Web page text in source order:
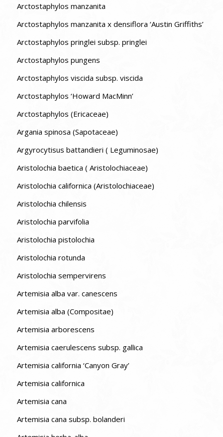
Arctostaphylos manzanita
Arctostaphylos manzanita x densiflora ‘Austin Griffiths’
Arctostaphylos pringlei subsp. pringlei
Arctostaphylos pungens
Arctostaphylos viscida subsp. viscida
Arctostaphylos ‘Howard MacMinn’
Arctostaphylos (Ericaceae)
Argania spinosa (Sapotaceae)
Argyrocytisus battandieri ( Leguminosae)
Aristolochia baetica ( Aristolochiaceae)
Aristolochia californica (Aristolochiaceae)
Aristolochia chilensis
Aristolochia parvifolia
Aristolochia pistolochia
Aristolochia rotunda
Aristolochia sempervirens
Artemisia alba var. canescens
Artemisia alba (Compositae)
Artemisia arborescens
Artemisia caerulescens subsp. gallica
Artemisia california ‘Canyon Gray’
Artemisia californica
Artemisia cana
Artemisia cana subsp. bolanderi